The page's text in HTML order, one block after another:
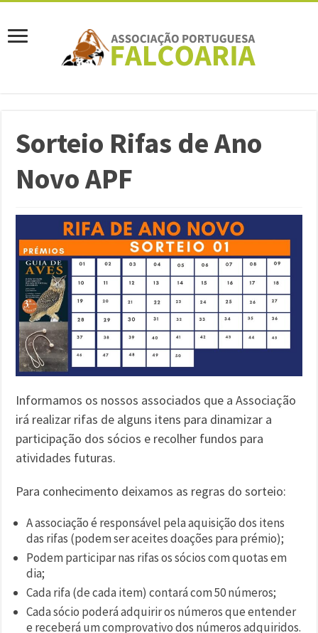
Sorteio Rifas de Ano
Novo APF
Informamos os nossos associados que a Associação
irá realizar rifas de alguns itens para dinamizar a
participação dos sócios e recolher fundos para
atividades futuras.
Para conhecimento deixamos as regras do sorteio:
A associação é responsável pela aquisição dos itens
das rifas (podem ser aceites doações para prémio);
Podem participar nas rifas os sócios com quotas em
dia;
Cada rifa (de cada item) contará com 50 números;
Cada sócio poderá adquirir os números que entender
e receberá um comprovativo dos números adquiridos.